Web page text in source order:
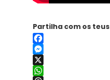
Partilha com os
Facebook
Messenger
X